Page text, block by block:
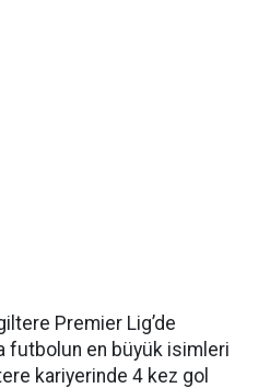
Premier Lig’de
futbolun en büyük isimleri
kariyerinde 4 kez gol